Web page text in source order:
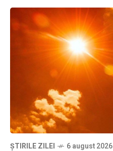
ȘTIRILE ZILEI 6 august 2026